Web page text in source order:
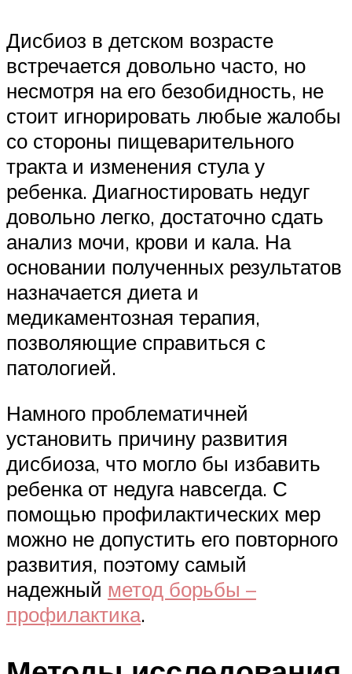
Дисбиоз в детском возрасте
встречается довольно часто, но
несмотря на его безобидность, не
стоит игнорировать любые жалобы
со стороны пищеварительного
тракта и изменения стула у
ребенка. Диагностировать недуг
довольно легко, достаточно сдать
анализ мочи, крови и кала. На
основании полученных результатов
назначается диета и
медикаментозная терапия,
позволяющие справиться с
патологией.
Намного проблематичней
установить причину развития
дисбиоза, что могло бы избавить
ребенка от недуга навсегда. С
помощью профилактических мер
можно не допустить его повторного
развития, поэтому самый
надежный метод борьбы –
профилактика.